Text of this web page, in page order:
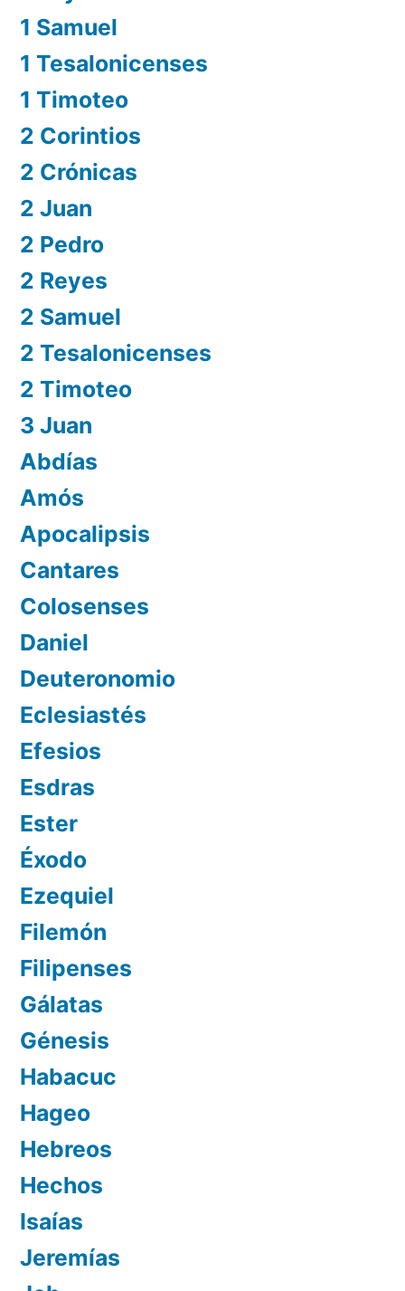
1 Samuel
1 Tesalonicenses
1 Timoteo
2 Corintios
2 Crónicas
2 Juan
2 Pedro
2 Reyes
2 Samuel
2 Tesalonicenses
2 Timoteo
3 Juan
Abdías
Amós
Apocalipsis
Cantares
Colosenses
Daniel
Deuteronomio
Eclesiastés
Efesios
Esdras
Ester
Éxodo
Ezequiel
Filemón
Filipenses
Gálatas
Génesis
Habacuc
Hageo
Hebreos
Hechos
Isaías
Jeremías